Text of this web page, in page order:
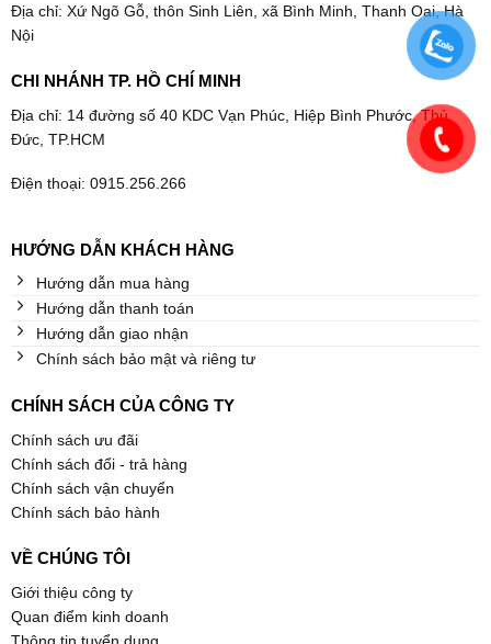
Địa chỉ: Xứ Ngõ Gỗ, thôn Sinh Liên, xã Bình Minh, Thanh Oai, Hà
Nội
CHI NHÁNH TP. HỒ CHÍ MINH
Địa chỉ: 14 đường số 40 KDC Vạn Phúc, Hiệp Bình Phước, Thủ
Đức, TP.HCM
Điện thoại: 0915.256.266
HƯỚNG DẪN KHÁCH HÀNG
Hướng dẫn mua hàng
Hướng dẫn thanh toán
Hướng dẫn giao nhận
Chính sách bảo mật và riêng tư
CHÍNH SÁCH CỦA CÔNG TY
Chính sách ưu đãi
Chính sách đổi - trả hàng
Chính sách vận chuyển
Chính sách bảo hành
VỀ CHÚNG TÔI
Giới thiệu công ty
Quan điểm kinh doanh
Thông tin tuyển dụng